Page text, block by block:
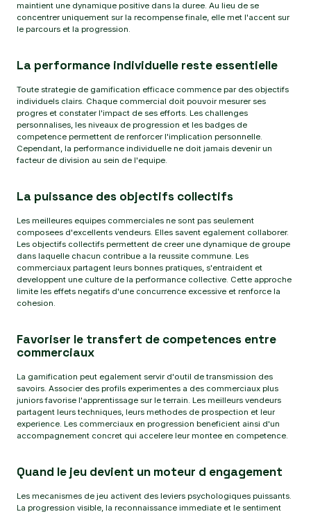
maintient une dynamique positive dans la duree. Au lieu de se
concentrer uniquement sur la recompense finale, elle met l'accent sur
le parcours et la progression.
La performance individuelle reste essentielle
Toute strategie de gamification efficace commence par des objectifs
individuels clairs. Chaque commercial doit pouvoir mesurer ses
progres et constater l'impact de ses efforts. Les challenges
personnalises, les niveaux de progression et les badges de
competence permettent de renforcer l'implication personnelle.
Cependant, la performance individuelle ne doit jamais devenir un
facteur de division au sein de l'equipe.
La puissance des objectifs collectifs
Les meilleures equipes commerciales ne sont pas seulement
composees d'excellents vendeurs. Elles savent egalement collaborer.
Les objectifs collectifs permettent de creer une dynamique de groupe
dans laquelle chacun contribue a la reussite commune. Les
commerciaux partagent leurs bonnes pratiques, s'entraident et
developpent une culture de la performance collective. Cette approche
limite les effets negatifs d'une concurrence excessive et renforce la
cohesion.
Favoriser le transfert de competences entre
commerciaux
La gamification peut egalement servir d'outil de transmission des
savoirs. Associer des profils experimentes a des commerciaux plus
juniors favorise l'apprentissage sur le terrain. Les meilleurs vendeurs
partagent leurs techniques, leurs methodes de prospection et leur
experience. Les commerciaux en progression beneficient ainsi d'un
accompagnement concret qui accelere leur montee en competence.
Quand le jeu devient un moteur d engagement
Les mecanismes de jeu activent des leviers psychologiques puissants.
La progression visible, la reconnaissance immediate et le sentiment